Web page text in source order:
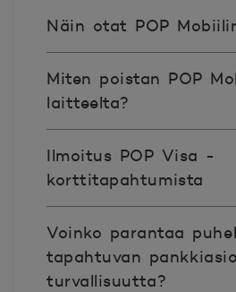
Näin otat POP
Miten poistan POP
laitteelta?
Ilmoitus POP Visa -
korttitapahtumista
Voinko parantaa
tapahtuvan
turvallisuutta?